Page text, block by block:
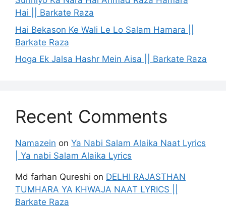
Hai || Barkate Raza
Hai Bekason Ke Wali Le Lo Salam Hamara ||
Barkate Raza
Hoga Ek Jalsa Hashr Mein Aisa || Barkate Raza
Recent Comments
Namazein on Ya Nabi Salam Alaika Naat Lyrics
| Ya nabi Salam Alaika Lyrics
Md farhan Qureshi on DELHI RAJASTHAN
TUMHARA YA KHWAJA NAAT LYRICS ||
Barkate Raza